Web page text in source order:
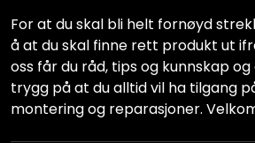
For at du skal bli helt fornøyd
å at du skal finne rett produkt ut
oss får du råd, tips og kunnskap
trygg på at du alltid vil ha tilgang
montering og reparasjoner.